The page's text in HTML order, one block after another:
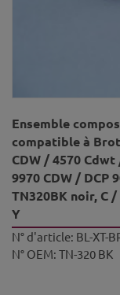
Ensemble
compatible à
CDW / 4570 Cdwt
9970 CDW / DCP
TN320BK noir, C
Y
N° d'article: BL-XT-
N° OEM: TN-320 BK